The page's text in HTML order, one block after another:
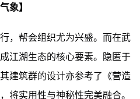
象】
，帮会组织尤为兴盛。而在武
江湖生态的核心要素。隐匿于
建筑群的设计亦参考了《营造
将实用性与神秘性完美融合。